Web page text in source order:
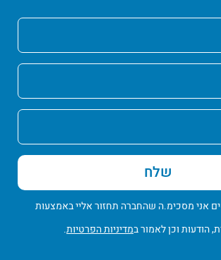
שלח
אני מסכימ.ה שהחברה תחזור אליי באמצעות
הודעות וכן לאמור במדיניות הפרטיות.